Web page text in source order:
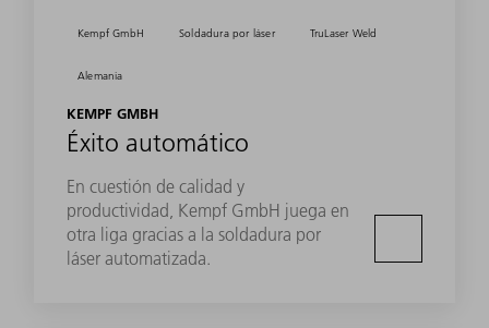
Kempf GmbH Soldadura por láser TruLaser Weld
Alemania
KEMPF GMBH
Éxito automático
En cuestión de calidad y
productividad, Kempf GmbH juega en
otra liga gracias a la soldadura por
láser automatizada.